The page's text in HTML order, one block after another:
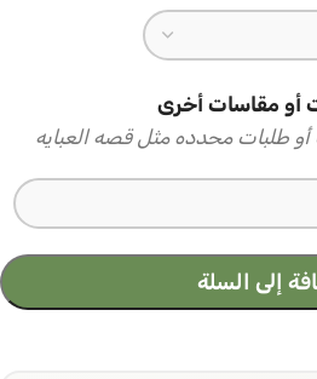
أو مقاسات أخرى
طلبات محدده مثل قصه العبايه
إلى السلة